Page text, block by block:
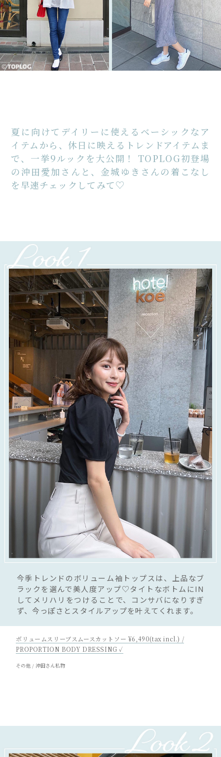
夏に向けてデイリーに使えるベーシックなア
イテムから、休日に映えるトレンドアイテムま
で、一挙9ルックを大公開！ TOPLOG初登場
の沖田愛加さんと、金城ゆきさんの着こなし
を早速チェックしてみて♡
今季トレンドのボリューム袖トップスは、上品なブ
ラックを選んで美人度アップ♡タイトなボトムにIN
してメリハリをつけることで、コンサバになりすぎ
ず、今っぽさとスタイルアップを叶えてくれます。
ボリュームスリーブスムースカットソー ¥6,490(tax incl.) /
PROPORTION BODY DRESSING ✓
その他 / 沖田さん私物